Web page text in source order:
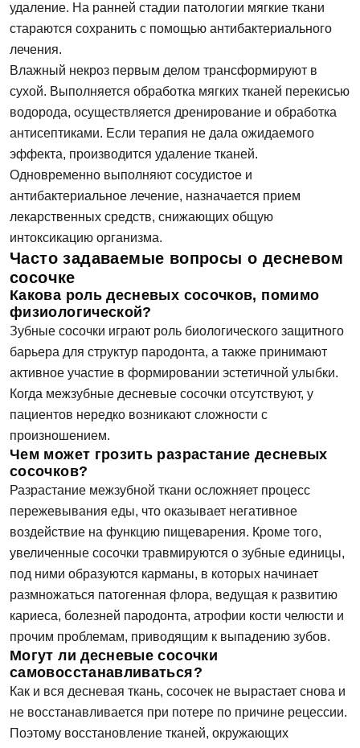
удаление. На ранней стадии патологии мягкие ткани
стараются сохранить с помощью антибактериального
лечения.
Влажный некроз первым делом трансформируют в
сухой. Выполняется обработка мягких тканей перекисью
водорода, осуществляется дренирование и обработка
антисептиками. Если терапия не дала ожидаемого
эффекта, производится удаление тканей.
Одновременно выполняют сосудистое и
антибактериальное лечение, назначается прием
лекарственных средств, снижающих общую
интоксикацию организма.
Часто задаваемые вопросы о десневом
сосочке
Какова роль десневых сосочков, помимо
физиологической?
Зубные сосочки играют роль биологического защитного
барьера для структур пародонта, а также принимают
активное участие в формировании эстетичной улыбки.
Когда межзубные десневые сосочки отсутствуют, у
пациентов нередко возникают сложности с
произношением.
Чем может грозить разрастание десневых
сосочков?
Разрастание межзубной ткани осложняет процесс
пережевывания еды, что оказывает негативное
воздействие на функцию пищеварения. Кроме того,
увеличенные сосочки травмируются о зубные единицы,
под ними образуются карманы, в которых начинает
размножаться патогенная флора, ведущая к развитию
кариеса, болезней пародонта, атрофии кости челюсти и
прочим проблемам, приводящим к выпадению зубов.
Могут ли десневые сосочки
самовосстанавливаться?
Как и вся десневая ткань, сосочек не вырастает снова и
не восстанавливается при потере по причине рецессии.
Поэтому восстановление тканей, окружающих